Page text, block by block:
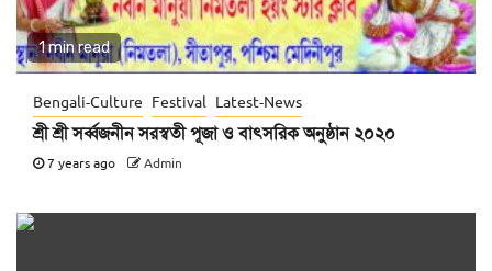
1 min read
Bengali-Culture Festival Latest-News
শ্রী শ্রী সর্ব্বজনীন সরস্বতী পূজা ও বাৎসরিক অনুষ্ঠান ২০২০
7 years ago Admin